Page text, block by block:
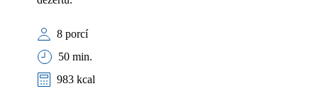
8 porcí
50 min.
983 kcal